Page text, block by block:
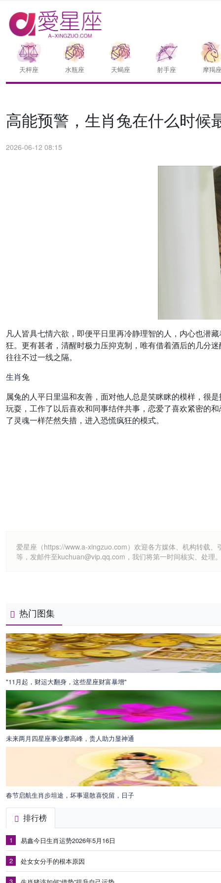
天枰座 水瓶座 天蝎座 射手座 摩羯
高能预警，生肖兔在什么时候
2026-06-12 08:15
凡人皆具七情六欲，即便平日里再冷静理智的人，内心也潜
狂。更有甚者，清醒时极力压抑克制，唯有借着酒后的几分
往往不过一线之隔。
生肖兔
属兔的人平日里温和友善，面对他人总是笑眯眯的模样，很
玩耍，工作了以后喜欢和同事结伴共事，恋爱了喜欢紧密的
了灵魂一样茫然失措，进入恐慌疯狂的模式。
爱星座（https://www.a-xingzuo.com）欢迎各方媒体、机构转载
等，发邮件至kuchuan@vip.qq.com，我们将第一时间核实、处理
热门图集
"11月起，财运大翻身，这些星座财富暴增"
未来两月四星座事业攀高峰，贵人助力显神通
春节启航生肖步坦途，坏事退散喜悦留，日子
排行榜
1 易鑫今日生肖运势2026年5月16日
2 处女女分手的根本原因